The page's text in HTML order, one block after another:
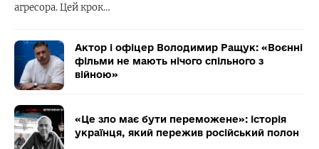
агресора. Цей крок…
Актор і офіцер Володимир Ращук: «Воєнні
фільми не мають нічого спільного з
війною»
«Це зло має бути переможене»: історія
українця, який пережив російський полон